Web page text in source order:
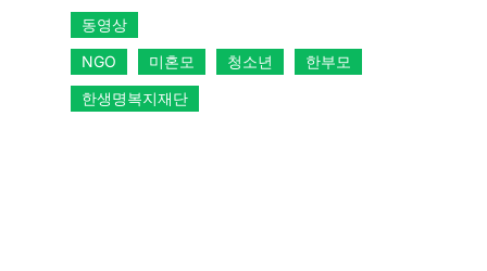
동영상
NGO
미혼모 청소년
한부모
한생명복지재단